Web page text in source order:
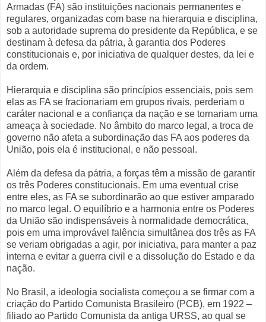
Armadas (FA) são instituições nacionais permanentes e
regulares, organizadas com base na hierarquia e disciplina,
sob a autoridade suprema do presidente da República, e se
destinam à defesa da pátria, à garantia dos Poderes
constitucionais e, por iniciativa de qualquer destes, da lei e
da ordem.
Hierarquia e disciplina são princípios essenciais, pois sem
elas as FA se fracionariam em grupos rivais, perderiam o
caráter nacional e a confiança da nação e se tornariam uma
ameaça à sociedade. No âmbito do marco legal, a troca de
governo não afeta a subordinação das FA aos poderes da
União, pois ela é institucional, e não pessoal.
Além da defesa da pátria, a forças têm a missão de garantir
os três Poderes constitucionais. Em uma eventual crise
entre eles, as FA se subordinarão ao que estiver amparado
no marco legal. O equilíbrio e a harmonia entre os Poderes
da União são indispensáveis à normalidade democrática,
pois em uma improvável falência simultânea dos três as FA
se veriam obrigadas a agir, por iniciativa, para manter a paz
interna e evitar a guerra civil e a dissolução do Estado e da
nação.
No Brasil, a ideologia socialista começou a se firmar com a
criação do Partido Comunista Brasileiro (PCB), em 1922 –
filiado ao Partido Comunista da antiga URSS, ao qual se